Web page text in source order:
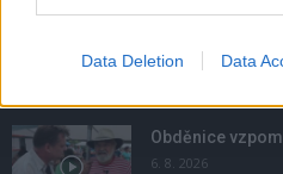
Data Deletion Data
Obděnice
6. 8. 2026